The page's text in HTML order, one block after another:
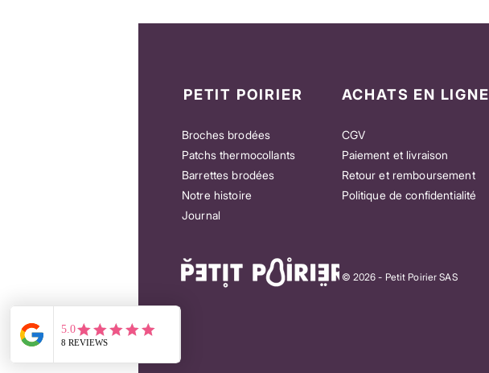
PETIT POIRIER
Broches brodées
Patchs thermocollants
Barrettes brodées
Notre histoire
Journal
ACHATS EN LIGNE
CGV
Paiement et livraison
Retour et remboursement
Politique de confidentialité
© 2026 - Petit Poirier SAS